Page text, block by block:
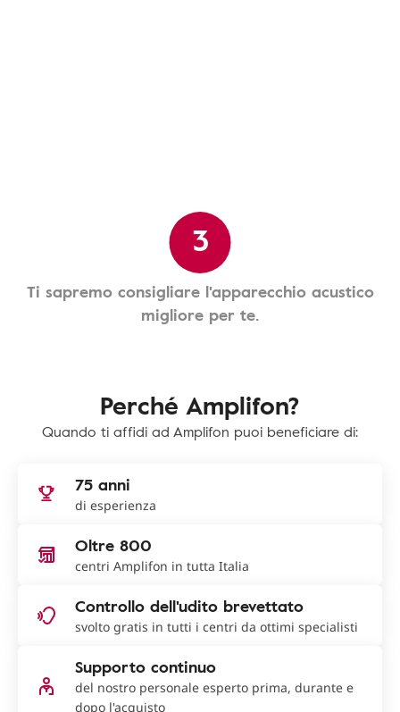
3
Ti sapremo consigliare l'apparecchio acustico
migliore per te.
Perché Amplifon?
Quando ti affidi ad Amplifon puoi beneficiare di:
75 anni
di esperienza
Oltre 800
centri Amplifon in tutta Italia
Controllo dell'udito brevettato
svolto gratis in tutti i centri da ottimi specialisti
Supporto continuo
del nostro personale esperto prima, durante e
dopo l'acquisto